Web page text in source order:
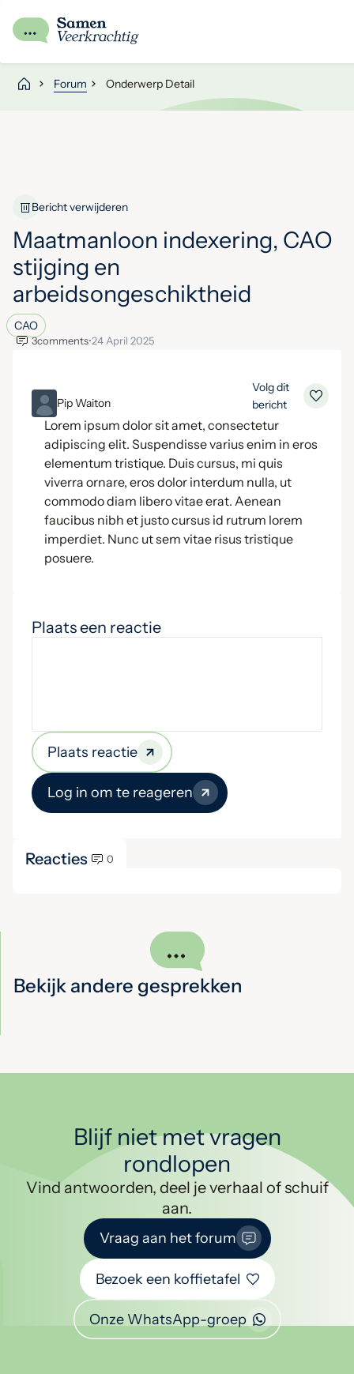
Forum Onderwerp Detail
Bericht verwijderen
Maatmanloon indexering, CAO
stijging en
arbeidsongeschiktheid
CAO
3comments•24 April 2025
ML Pip Waiton
Volg dit
bericht
Lorem ipsum dolor sit amet, consectetur
adipiscing elit. Suspendisse varius enim in eros
elementum tristique. Duis cursus, mi quis
viverra ornare, eros dolor interdum nulla, ut
commodo diam libero vitae erat. Aenean
faucibus nibh et justo cursus id rutrum lorem
imperdiet. Nunc ut sem vitae risus tristique
posuere.
Plaats een reactie
Plaats reactie
Log in om te reageren
Reacties 0
Bekijk andere gesprekken
Blijf niet met vragen
rondlopen
Vind antwoorden, deel je verhaal of schuif
aan.
Vraag aan het forum
Bezoek een koffietafel
Onze WhatsApp-groep